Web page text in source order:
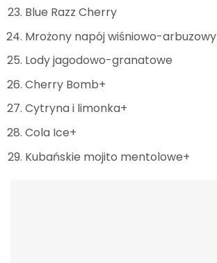
Blue Razz Cherry
Mrożony napój wiśniowo-arbuzowy
Lody jagodowo-granatowe
Cherry Bomb+
Cytryna i limonka+
Cola Ice+
Kubańskie mojito mentolowe+